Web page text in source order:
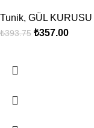
Tunik, GÜL KURUSU
₺393.75 ₺357.00